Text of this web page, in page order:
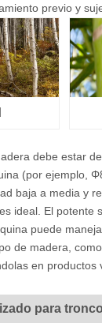
previo y
debe estar
(por ejemplo,
baja a media y
ideal. El potente
puede
de madera,
en productos
para